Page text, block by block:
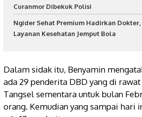
Curanmor Dibekuk Polisi
Ngider Sehat Premium Hadirkan
Layanan Kesehatan Jemput Bola
Dalam sidak itu, Benyamin
ada 29 penderita DBD yang di
Tangsel sementara untuk bulan
orang. Kemudian yang sampai hari